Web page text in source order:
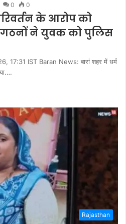
0 0
के आरोप को
ने युवक को पुलिस
IST Baran News: बारां शहर में धर्म
Rajasthan